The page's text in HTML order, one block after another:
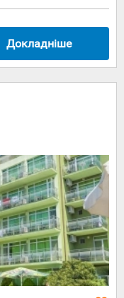
Докладніше